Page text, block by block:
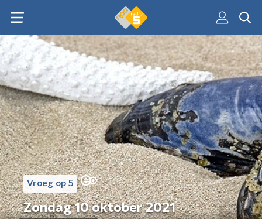
Vroeg op 5
Zondag 10 oktober 2021